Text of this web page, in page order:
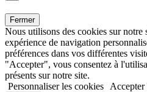
Fermer
Nous utilisons des cookies sur
expérience de navigation
préférences dans vos différentes
"Accepter", vous consentez à
présents sur notre site.
Personnaliser les cookies
Accepter